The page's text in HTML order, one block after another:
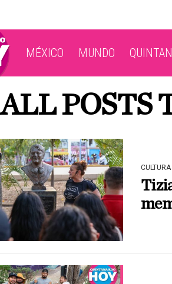
MÉXICO MUNDO
ALL POSTS
CULTURA